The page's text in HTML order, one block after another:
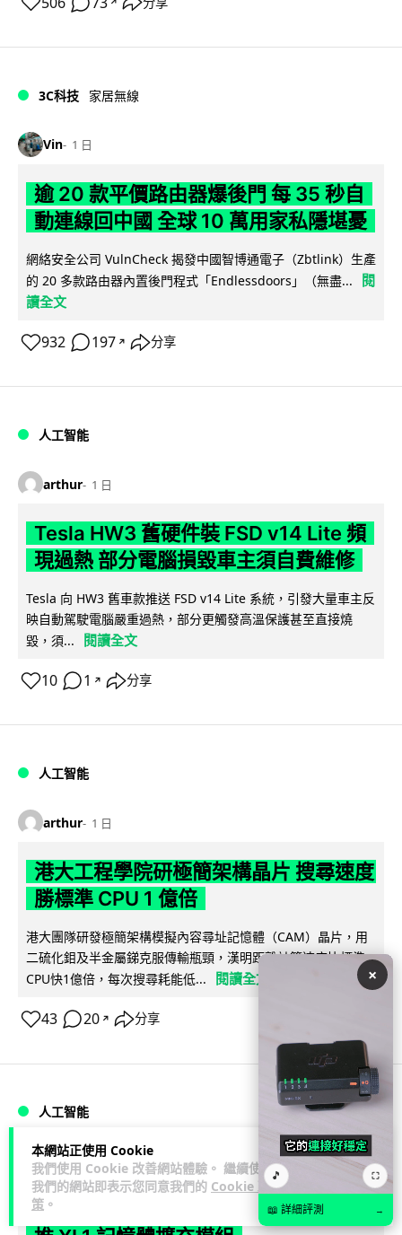
本網站正使用 Cookie
我們使用 Cookie 改善網站體驗。 繼續使用
我們的網站即表示您同意我們的 Cookie 政
策 。
3C科技 家居無線
Vin 1 日
逾 20 款平價路由器爆後門 每 35 秒自
動連線回中國 全球 10 萬用家私隱堪憂
網絡安全公司 VulnCheck 揭發中國智博通電子（Zbtlink）生產
的 20 多款路由器內置後門程式「Endlessdoors」（無盡...
閱
讀全文
932 197 ↗ 分享
人工智能
arthur 1 日
Tesla HW3 舊硬件裝 FSD v14 Lite 頻
現過熱 部分電腦損毀車主須自費維修
Tesla 向 HW3 舊車款推送 FSD v14 Lite 系統，引發大量車主反
映自動駕駛電腦嚴重過熱，部分更觸發高溫保護甚至直接燒
毀，須...
閱讀全文
10 1 ↗ 分享
人工智能
arthur 1 日
港大工程學院研極簡架構晶片 搜尋速度
勝標準 CPU 1 億倍
港大團隊研發極簡架構模擬內容尋址記憶體（CAM）晶片，用
二硫化鉬及半金屬銻克服傳輸瓶頸，漢明距離計算速度比標準
CPU快1億倍，每次搜尋耗能低...
閱讀全文
43 20 ↗ 分享
人工智能
Lawton 1 日
靠快閃記憶體紓緩 DRAM 不足 KIOXIA
×
🎵 ⛶
📖 詳細評測 →